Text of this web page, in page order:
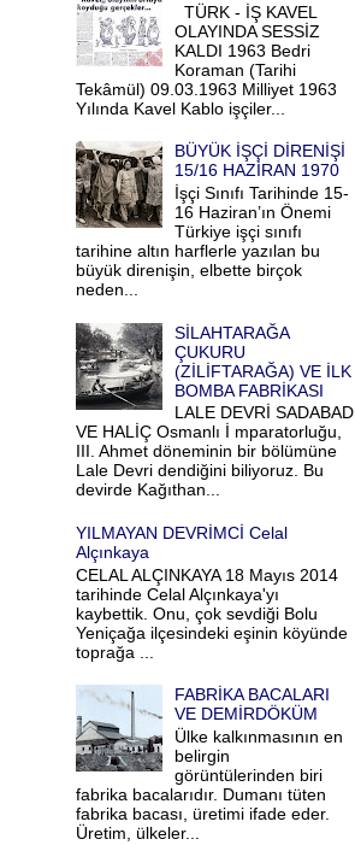
TÜRK - İŞ KAVEL
OLAYINDA SESSİZ
KALDI 1963 Bedri
Koraman (Tarihi
Tekâmül) 09.03.1963 Milliyet 1963
Yılında Kavel Kablo işçiler...
BÜYÜK İŞÇİ DİRENİŞİ
15/16 HAZİRAN 1970
İşçi Sınıfı Tarihinde 15-
16 Haziran’ın Önemi
Türkiye işçi sınıfı
tarihine altın harflerle yazılan bu
büyük direnişin, elbette birçok
neden...
SİLAHTARAĞA
ÇUKURU
(ZİLİFTARAĞA) VE İLK
BOMBA FABRİKASI
LALE DEVRİ SADABAD
VE HALİÇ Osmanlı İ mparatorluğu,
III. Ahmet döneminin bir bölümüne
Lale Devri dendiğini biliyoruz. Bu
devirde Kağıthan...
YILMAYAN DEVRİMCİ Celal
Alçınkaya
CELAL ALÇINKAYA 18 Mayıs 2014
tarihinde Celal Alçınkaya'yı
kaybettik. Onu, çok sevdiği Bolu
Yeniçağa ilçesindeki eşinin köyünde
toprağa ...
FABRİKA BACALARI
VE DEMİRDÖKÜM
Ülke kalkınmasının en
belirgin
görüntülerinden biri
fabrika bacalarıdır. Dumanı tüten
fabrika bacası, üretimi ifade eder.
Üretim, ülkeler...